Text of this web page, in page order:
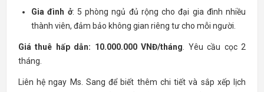
Gia đình ở: 5 phòng ngủ đủ rộng cho đại gia đình nhiều
thành viên, đảm bảo không gian riêng tư cho mỗi người.
Giá thuê hấp dẫn: 10.000.000 VNĐ/tháng . Yêu cầu cọc 2
tháng.
Liên hệ ngay Ms. Sang để biết thêm chi tiết và sắp xếp lịch